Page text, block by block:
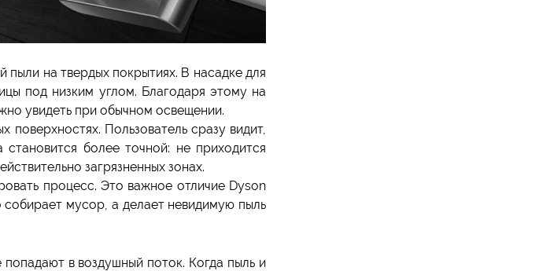
на твердых покрытиях. В насадке для
под низким углом. Благодаря этому на
увидеть при обычном освещении.
Пользователь сразу видит,
более точной: не приходится
загрязненных зонах.
процесс. Это важное отличие Dyson
мусор, а делает невидимую пыль
в воздушный поток. Когда пыль и